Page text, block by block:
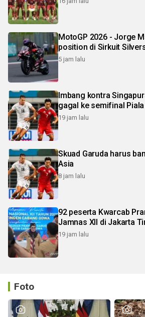
MotoGP 2026 - Jorge
position di Sirkuit
5 jam lalu
Imbang kontra
gagal ke semifinal Piala
19 jam lalu
Skuad Garuda harus
Asia
8 jam lalu
92 peserta Kwarcab Pramuka
Jamnas XII di Jakarta
19 jam lalu
Foto